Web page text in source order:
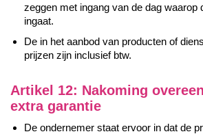
zeggen met ingang van de dag waarop
ingaat.
De in het aanbod van producten of
prijzen zijn inclusief btw.
Artikel 12: Nakoming
extra garantie
De ondernemer staat ervoor in dat de